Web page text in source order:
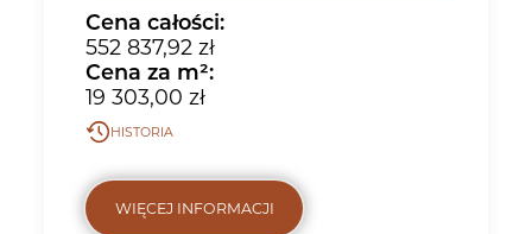
Cena za m²:
19 303,00 zł
Cena całości:
552 837,92 zł
HISTORIA
Skorzystaj z formularza
lub zadzwoń:+48 533 744 899
WIĘCEJ INFORMACJI